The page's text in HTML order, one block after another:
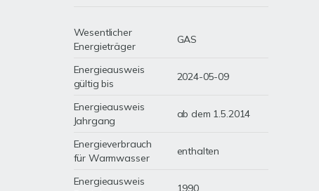
Wesentlicher
Energieträger
GAS
Energieausweis
gültig bis
2024-05-09
Energieausweis
Jahrgang
ab dem 1.5.2014
Energieverbrauch
für Warmwasser
enthalten
Energieausweis
1990